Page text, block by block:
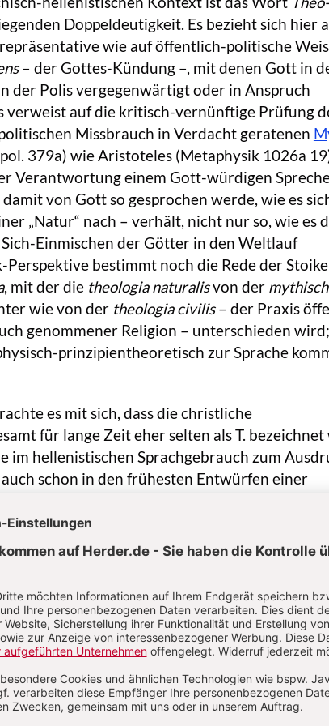
Doppeldeutigkeit. Es bezieht sich hier
wie auf öffentlich-politische
– der Gottes-Kündung –, mit denen Gott in
der Polis vergegenwärtigt oder in Anspruch
verweist auf die kritisch-vernünftige Prüfung
Missbrauch in Verdacht geratenen
379a) wie Aristoteles (Metaphysik 1026a
Verantwortung einem Gott-würdigen
von Gott so gesprochen werde, wie es
„Natur“ nach – verhält, nicht nur so, wie es
Einmischen der Götter in den Weltlauf
bestimmt noch die Rede der
, mit der die theologia naturalisvon der
wie von der theologia civilis– der Praxis
genommener Religion – unterschieden
prinzipientheoretisch zur Sprache
es mit sich, dass die christliche
für lange Zeit eher selten als T.
im hellenistischen Sprachgebrauch zum
schon in den frühesten Entwürfen einer
über den
bezeugte Gottes-Geschichte nicht am
Gotteslehre als Mythos kritisiert,
oikonomia
gründet – so ab dem 4. Jh.
Sein Gottes selbst, das dietheologia im
Oratio I contra Arianos, MPG 26,
Überwindung der Mythologie durch
ausgeführte „natürliche T.“ gehen, sondern
des Sinnes einer Gottes-Geschichte, in der
ausgewiesene Ur-Wirklichkeit des